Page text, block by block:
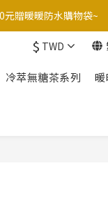
滿$3000 運費我來付！
滿$3000 運費我來付！
$ TWD
冷萃無糖茶系列 暖